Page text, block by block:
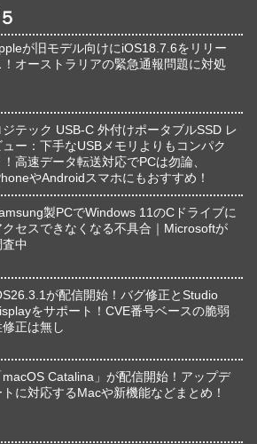
が旧モデル向けにiOS18.7.6をリリー
！オーストラリアの緊急通報問題に対処
ジテック USB-C 外付けポータブルSSD レ
ュー：下手なUSBメモリよりもコンパク
！高速データ転送対応でPCは勿論、
やAndroidスマホにもおすすめ！
製PCでWindows 11のCドライブに
クセスできなくなる不具合｜Microsoftが
査中
が配信開始！バグ修正とStudio
をサポート！CVE番号ベースの脆弱
修正は無し
macOS Catalina」が配信開始！アップデ
トに対応するMacや新機能などまとめ！